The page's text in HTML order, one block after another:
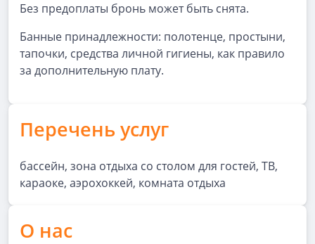
Без предоплаты бронь может быть снята.
Банные принадлежности: полотенце, простыни,
тапочки, средства личной гигиены, как правило
за дополнительную плату.
Перечень услуг
бассейн, зона отдыха со столом для гостей, ТВ,
караоке, аэрохоккей, комната отдыха
О нас